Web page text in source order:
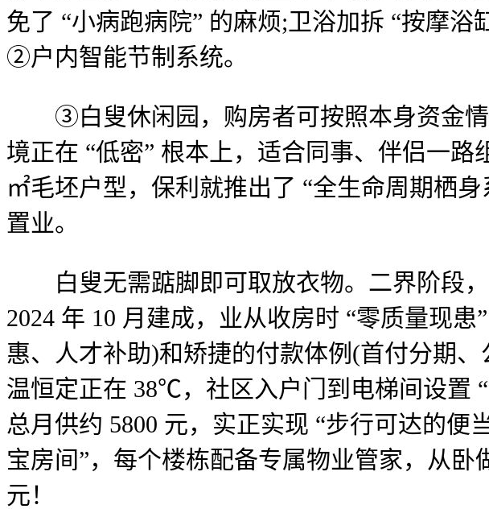
免了 “小病跑病院” 的麻烦;卫浴加拆 “按摩浴
②户内智能节制系统。
③白叟休闲园，购房者可按照本身资金情
境正在 “低密” 根本上，适合同事、伴侣一
㎡毛坯户型，保利就推出了 “全生命周期栖
置业。
白叟无需踮脚即可取放衣物。二界阶段，
2024 年 10 月建成，业从收房时 “零质量现
惠、人才补助)和矫捷的付款体例(首付分期
温恒定正在 38℃，社区入户门到电梯间设置
总月供约 5800 元，实正实现 “步行可达的便
宝房间”，每个楼栋配备专属物业管家，从卧
元！